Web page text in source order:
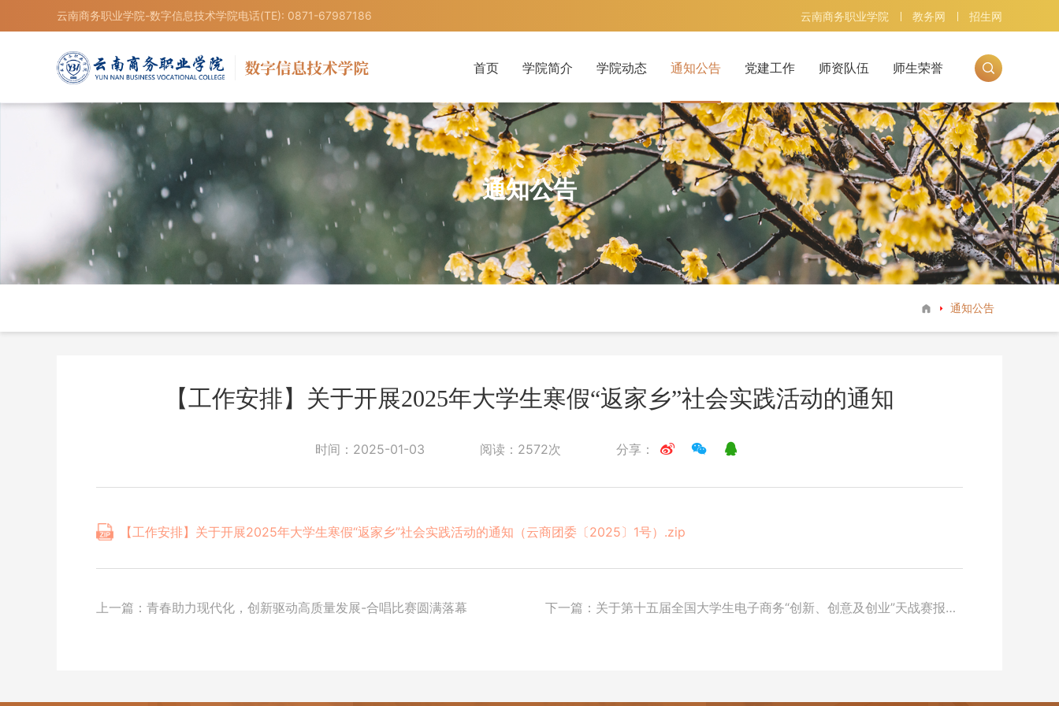
云南商务职业学院-数字信息技术学院电话(TE): 0871-67987186 云南商务职业学院 教务网 招生网
首页 学院简介 学院动态
就业信息 学生信息 教研教改
通知公告 党建工作
主题党日 三会一课 支部风采
师资队伍 师生荣誉
通知公告
通知公告
【工作安排】关于开展2025年大学生寒假“返家乡”社会实践活动的通知
时间： 2025-01-03 阅读： 2572次 分享：
【工作安排】关于开展2025年大学生寒假“返家乡”社会实践活动的通知（云商团委〔2025〕1号）.zip
上一篇： 青春助力现代化，创新驱动高质量发展-合唱比赛圆满落幕 下一篇： 关于第十五届全国大学生电子商务“创新、创意及创业”天战赛报名